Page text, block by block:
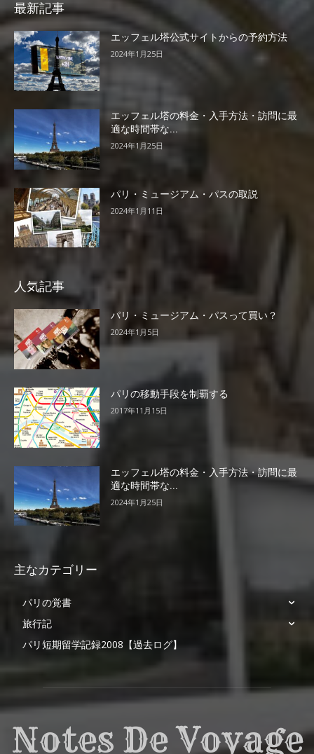
最新記事
エッフェル塔公式サイトからの予約方法
2024年1月25日
エッフェル塔の料金・入手方法・訪問に最
適な時間帯な...
2024年1月25日
パリ・ミュージアム・パスの取説
2024年1月11日
人気記事
パリ・ミュージアム・パスって買い？
2024年1月5日
パリの移動手段を制覇する
2017年11月15日
エッフェル塔の料金・入手方法・訪問に最
適な時間帯な...
2024年1月25日
主なカテゴリー
パリの覚書
旅行記
パリ短期留学記録2008【過去ログ】
Notes De Voyage